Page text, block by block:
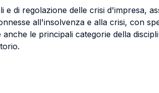
di regolazione delle crisi d'impresa,
all'insolvenza e alla crisi, con
le principali categorie della